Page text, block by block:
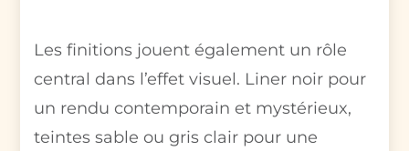
Les finitions jouent également un rôle
central dans l’effet visuel. Liner noir pour
un rendu contemporain et mystérieux,
teintes sable ou gris clair pour une